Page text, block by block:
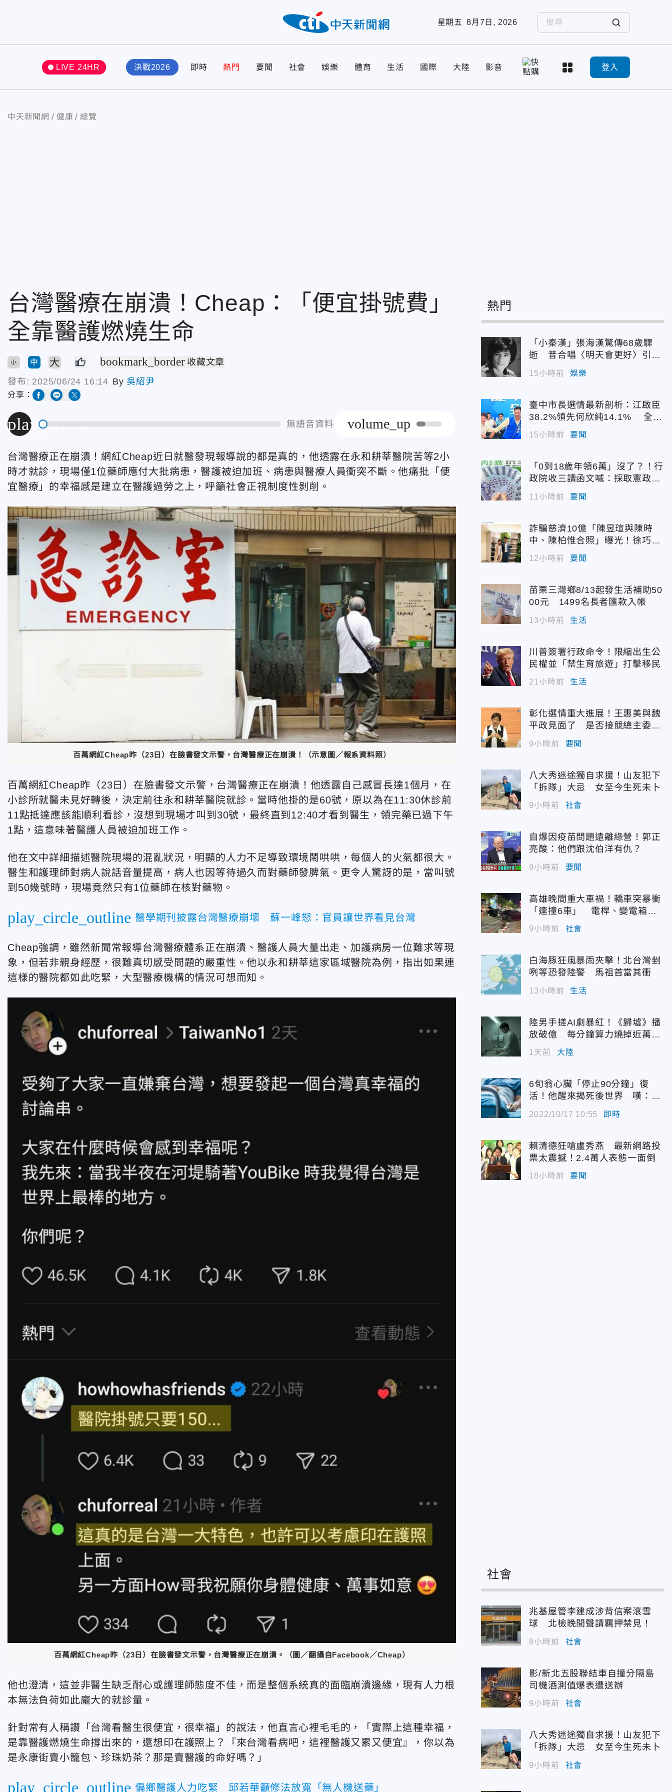
星期五 8月7日, 2026
LIVE 24HR 決戰2026 即時 熱門 要聞 社會 娛樂 體育 生活 國際 大陸 影音 登入
中天新聞網 健康 總覽
台灣醫療在崩潰！Cheap：「便宜掛號費」
全靠醫護燃燒生命
小 中 大 bookmark_border 收藏文章
發布: 2025/06/24 16:14 By 吳紹尹
分享：
play_arrow 無語音資料 volume_up
台灣醫療正在崩潰！網紅Cheap近日就醫發現報導說的都是真的，他透露在永和耕莘醫院苦等2小
時才就診，現場僅1位藥師應付大批病患，醫護被迫加班、病患與醫療人員衝突不斷。他痛批「便
宜醫療」的幸福感是建立在醫護過勞之上，呼籲社會正視制度性剝削。
百萬網紅Cheap昨（23日）在臉書發文示警，台灣醫療正在崩潰！（示意圖／報系資料照）
百萬網紅Cheap昨（23日）在臉書發文示警，台灣醫療正在崩潰！他透露自己感冒長達1個月，在
小診所就醫未見好轉後，決定前往永和耕莘醫院就診。當時他掛的是60號，原以為在11:30休診前
11點抵達應該能順利看診，沒想到現場才叫到30號，最終直到12:40才看到醫生，領完藥已過下午
1點，這意味著醫護人員被迫加班工作。
他在文中詳細描述醫院現場的混亂狀況，明顯的人力不足導致環境鬧哄哄，每個人的火氣都很大。
醫生和護理師對病人說話音量提高，病人也因等待過久而對藥師發脾氣。更令人驚訝的是，當叫號
到50幾號時，現場竟然只有1位藥師在核對藥物。
play_circle_outline 醫學期刊披露台灣醫療崩壞 蘇一峰怒：官員讓世界看見台灣
Cheap強調，雖然新聞常報導台灣醫療體系正在崩潰、醫護人員大量出走、加護病房一位難求等現
象，但若非親身經歷，很難真切感受問題的嚴重性。他以永和耕莘這家區域醫院為例，指出如果連
這樣的醫院都如此吃緊，大型醫療機構的情況可想而知。
百萬網紅Cheap昨（23日）在臉書發文示警，台灣醫療正在崩潰。（圖／翻攝自Facebook／Cheap）
他也澄清，這並非醫生缺乏耐心或護理師態度不佳，而是整個系統真的面臨崩潰邊緣，現有人力根
本無法負荷如此龐大的就診量。
針對常有人稱讚「台灣看醫生很便宜，很幸福」的說法，他直言心裡毛毛的，「實際上這種幸福，
是靠醫護燃燒生命撐出來的，還想印在護照上？『來台灣看病吧，這裡醫護又累又便宜』，你以為
是永康街賣小籠包、珍珠奶茶？那是賣醫護的命好嗎？」
play_circle_outline 偏鄉醫護人力吃緊 邱若華籲修法放寬「無人機送藥」
熱門
「小秦漢」張海漢驚傳68歲驟
逝 昔合唱〈明天會更好〉引追
15小時前 娛樂
臺中市長選情最新剖析：江啟臣
38.2%領先何欣純14.1% 全世
代支持度全面居首
15小時前 要聞
「0到18歲年領6萬」沒了？！行
政院收三讀函文喊：採取憲政作
11小時前 要聞
詐騙慈濟10億「陳昱瑄與陳時
中、陳柏惟合照」曝光！徐巧芯
震撼出手
12小時前 要聞
苗栗三灣鄉8/13起發生活補助50
00元 1499名長者匯款入帳
13小時前 生活
川普簽署行政命令！限縮出生公
民權並「禁生育旅遊」打擊移民
21小時前 生活
彰化選情重大進展！王惠美與魏
平政見面了 是否接競總主委態
度曝光
9小時前 要聞
八大秀迷途獨自求援！山友犯下
「拆隊」大忌 女至今生死未卜
9小時前 社會
自爆因疫苗問題遠離綠營！郭正
亮酸：他們跟沈伯洋有仇？
9小時前 要聞
高雄晚間重大車禍！轎車突暴衝
「連撞6車」 電桿、變電箱全
遭殃
9小時前 社會
白海豚狂風暴雨夾擊！北台灣剉
咧等恐發陸警 馬祖首當其衝
13小時前 生活
陸男手搓AI劇暴紅！《歸墟》播
放破億 每分鐘算力燒掉近萬台
1天前 大陸
6旬翁心臟「停止90分鐘」復
活！他醒來揭死後世界 嘆：很
2022/10/17 10:55 即時
賴清德狂嗆盧秀燕 最新網路投
票太震撼！2.4萬人表態一面倒
18小時前 要聞
社會
兆基屋管李建成涉背信案滾雪
球 北檢晚間聲請羈押禁見！
8小時前 社會
影/新北五股聯結車自撞分隔島
司機酒測值爆表遭送辦
9小時前 社會
八大秀迷途獨自求援！山友犯下
「拆隊」大忌 女至今生死未卜
9小時前 社會